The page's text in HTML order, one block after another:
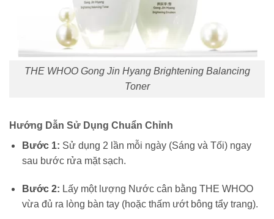
THE WHOO Gong Jin Hyang Brightening Balancing
Toner
Hướng Dẫn Sử Dụng Chuẩn Chỉnh
Bước 1: Sử dụng 2 lần mỗi ngày (Sáng và Tối) ngay
sau bước rửa mặt sạch.
Bước 2: Lấy một lượng Nước cân bằng THE WHOO
vừa đủ ra lòng bàn tay (hoặc thấm ướt bông tẩy trang).